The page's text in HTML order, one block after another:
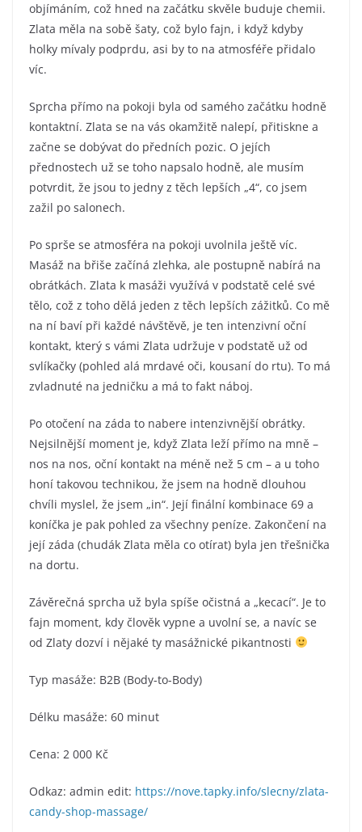
objímáním, což hned na začátku skvěle buduje chemii.
Zlata měla na sobě šaty, což bylo fajn, i když kdyby
holky mívaly podprdu, asi by to na atmosféře přidalo
víc.
Sprcha přímo na pokoji byla od samého začátku hodně
kontaktní. Zlata se na vás okamžitě nalepí, přitiskne a
začne se dobývat do předních pozic. O jejích
přednostech už se toho napsalo hodně, ale musím
potvrdit, že jsou to jedny z těch lepších „4“, co jsem
zažil po salonech.
Po sprše se atmosféra na pokoji uvolnila ještě víc.
Masáž na břiše začíná zlehka, ale postupně nabírá na
obrátkách. Zlata k masáži využívá v podstatě celé své
tělo, což z toho dělá jeden z těch lepších zážitků. Co mě
na ní baví při každé návštěvě, je ten intenzivní oční
kontakt, který s vámi Zlata udržuje v podstatě už od
svlíkačky (pohled alá mrdavé oči, kousaní do rtu). To má
zvladnuté na jedničku a má to fakt náboj.
Po otočení na záda to nabere intenzivnější obrátky.
Nejsilnější moment je, když Zlata leží přímo na mně –
nos na nos, oční kontakt na méně než 5 cm – a u toho
honí takovou technikou, že jsem na hodně dlouhou
chvíli myslel, že jsem „in“. Její finální kombinace 69 a
koníčka je pak pohled za všechny peníze. Zakončení na
její záda (chudák Zlata měla co otírat) byla jen třešnička
na dortu.
Závěrečná sprcha už byla spíše očistná a „kecací“. Je to
fajn moment, kdy člověk vypne a uvolní se, a navíc se
od Zlaty dozví i nějaké ty masážnické pikantnosti
Typ masáže: B2B (Body-to-Body)
Délku masáže: 60 minut
Cena: 2 000 Kč
Odkaz: admin edit: https://nove.tapky.info/slecny/zlata-
candy-shop-massage/